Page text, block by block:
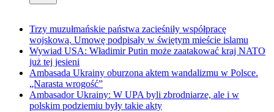
Trzy muzułmańskie państwa zacieśniły współpracę
wojskową. Umowę podpisały w świętym mieście islamu
Wywiad USA: Władimir Putin może zaatakować kraj NATO
już tej jesieni
Ambasada Ukrainy oburzona aktem wandalizmu w Polsce.
„Narasta wrogość”
Ambasador Ukrainy: W UPA byli zbrodniarze, ale i w
polskim podziemiu były takie akty